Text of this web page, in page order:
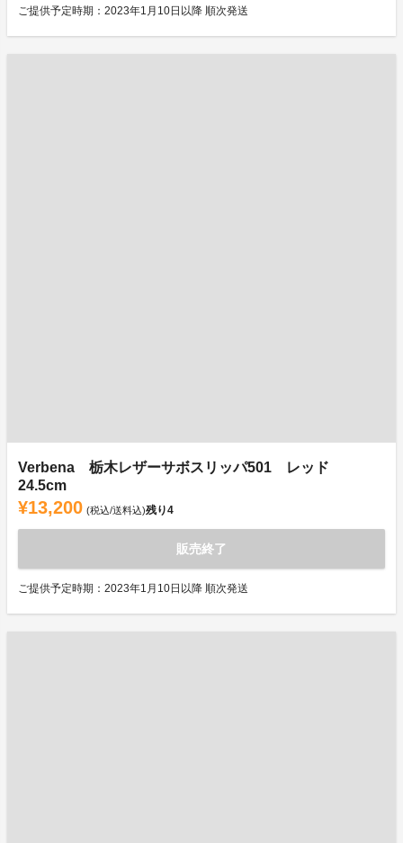
ご提供予定時期：2023年1月10日以降 順次発送
Verbena 栃木レザーサボスリッパ501 レッド
24.5cm
¥13,200 (税込/送料込)残り4
販売終了
ご提供予定時期：2023年1月10日以降 順次発送